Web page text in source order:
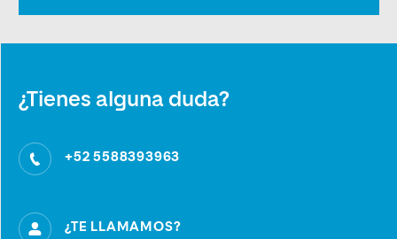
¿Tienes alguna duda?
+52 5588393963
¿TE LLAMAMOS?